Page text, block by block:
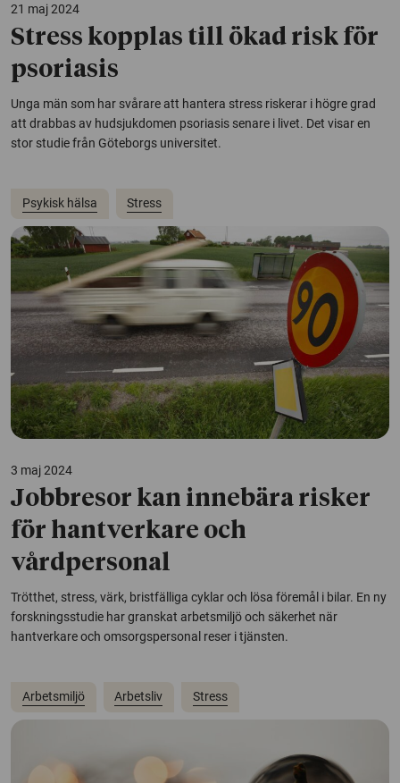
21 maj 2024
Stress kopplas till ökad risk för
psoriasis
Unga män som har svårare att hantera stress riskerar i högre grad
att drabbas av hudsjukdomen psoriasis senare i livet. Det visar en
stor studie från Göteborgs universitet.
Psykisk hälsa Stress
3 maj 2024
Jobbresor kan innebära risker
för hantverkare och
vårdpersonal
Trötthet, stress, värk, bristfälliga cyklar och lösa föremål i bilar. En ny
forskningsstudie har granskat arbetsmiljö och säkerhet när
hantverkare och omsorgspersonal reser i tjänsten.
Arbetsmiljö Arbetsliv Stress